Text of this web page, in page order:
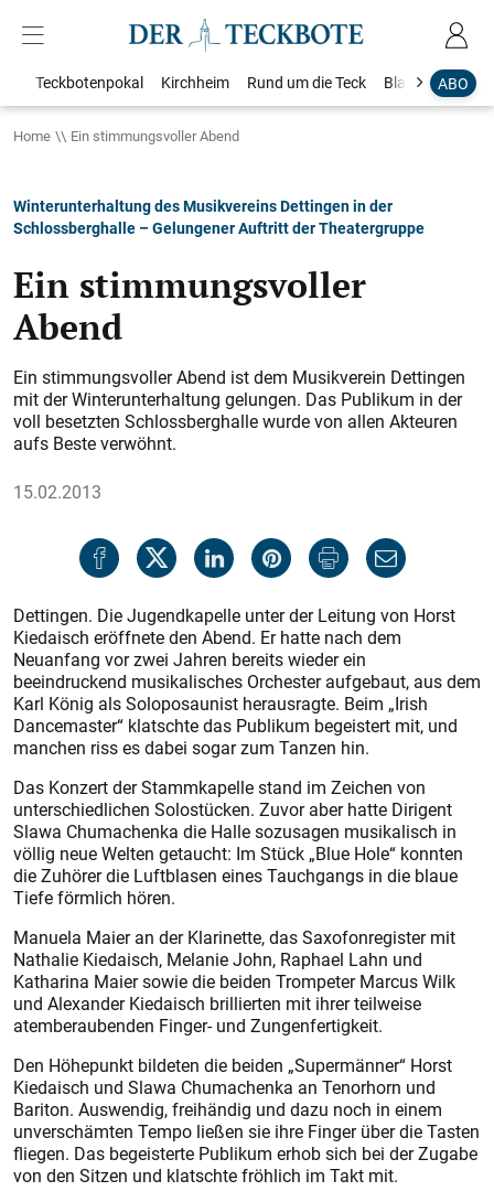
ABO
Teckbotenpokal Kirchheim Rund um die Teck Blaulicht
Home Ein stimmungsvoller Abend
Winterunterhaltung des Musikvereins Dettingen in der
Schlossberghalle – Gelungener Auftritt der Theatergruppe
Ein stimmungsvoller
Abend
Ein stimmungsvoller Abend ist dem Musikverein Dettingen
mit der Winterunterhaltung gelungen. Das Publikum in der
voll besetzten Schlossberghalle wurde von allen Akteuren
aufs Beste verwöhnt.
15.02.2013
Dettingen. Die Jugendkapelle unter der Leitung von Horst
Kiedaisch eröffnete den Abend. Er hatte nach dem
Neuanfang vor zwei Jahren bereits wieder ein
beeindruckend musikalisches Orchester aufgebaut, aus dem
Karl König als Soloposaunist herausragte. Beim „Irish
Dancemaster“ klatschte das Publikum begeistert mit, und
manchen riss es dabei sogar zum Tanzen hin.
Das Konzert der Stammkapelle stand im Zeichen von
unterschiedlichen Solostücken. Zuvor aber hatte Dirigent
Slawa Chumachenka die Halle sozusagen musikalisch in
völlig neue Welten getaucht: Im Stück „Blue Hole“ konnten
die Zuhörer die Luftblasen eines Tauchgangs in die blaue
Tiefe förmlich hören.
Manuela Maier an der Klarinette, das Saxofonregister mit
Nathalie Kiedaisch, Melanie John, Raphael Lahn und
Katharina Maier sowie die beiden Trompeter Marcus Wilk
und Alexander Kiedaisch brillierten mit ihrer teilweise
atemberaubenden Finger- und Zungenfertigkeit.
Den Höhepunkt bildeten die beiden „Supermänner“ Horst
Kiedaisch und Slawa Chumachenka an Tenorhorn und
Bariton. Auswendig, freihändig und dazu noch in einem
unverschämten Tempo ließen sie ihre Finger über die Tasten
fliegen. Das begeisterte Publikum erhob sich bei der Zugabe
von den Sitzen und klatschte fröhlich im Takt mit.